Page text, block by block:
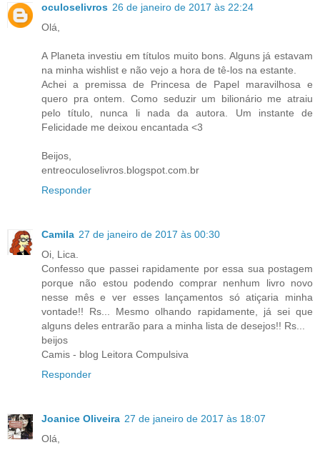
oculoselivros 26 de janeiro de 2017 às 22:24
Olá,
A Planeta investiu em títulos muito bons. Alguns já estavam
na minha wishlist e não vejo a hora de tê-los na estante.
Achei a premissa de Princesa de Papel maravilhosa e
quero pra ontem. Como seduzir um bilionário me atraiu
pelo título, nunca li nada da autora. Um instante de
Felicidade me deixou encantada <3
Beijos,
entreoculoselivros.blogspot.com.br
Responder
Camila 27 de janeiro de 2017 às 00:30
Oi, Lica.
Confesso que passei rapidamente por essa sua postagem
porque não estou podendo comprar nenhum livro novo
nesse mês e ver esses lançamentos só atiçaria minha
vontade!! Rs... Mesmo olhando rapidamente, já sei que
alguns deles entrarão para a minha lista de desejos!! Rs...
beijos
Camis - blog Leitora Compulsiva
Responder
Joanice Oliveira 27 de janeiro de 2017 às 18:07
Olá,